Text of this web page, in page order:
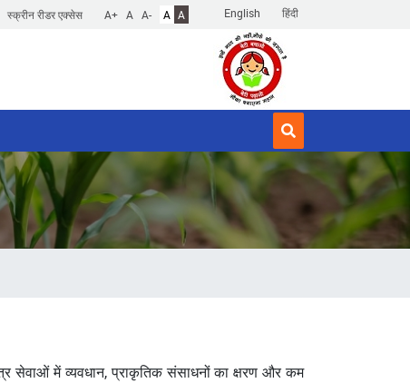
English हिंदी
स्क्रीन रीडर एक्सेस A+ A A- A A
सेवाओं में व्यवधान, प्राकृतिक संसाधनों का क्षरण और कम